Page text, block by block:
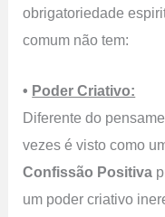
obrigatoriedade
comum não tem:
• Poder Criativo:
Diferente do
vezes é visto como
Confissão Positiva
um poder criativo